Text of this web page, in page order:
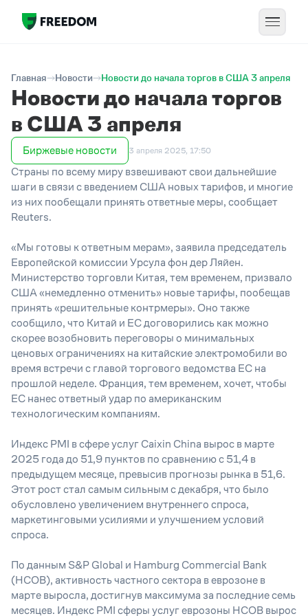
Главная Новости Новости до начала торгов в США 3 апреля
Новости до начала торгов
в США 3 апреля
Биржевые новости 3 апреля 2025, 17:50
Страны по всему миру взвешивают свои дальнейшие
шаги в связи с введением США новых тарифов, и многие
из них пообещали принять ответные меры, сообщает
Reuters.
«Мы готовы к ответным мерам», заявила председатель
Европейской комиссии Урсула фон дер Ляйен.
Министерство торговли Китая, тем временем, призвало
США «немедленно отменить» новые тарифы, пообещав
принять «решительные контрмеры». Оно также
сообщило, что Китай и ЕС договорились как можно
скорее возобновить переговоры о минимальных
ценовых ограничениях на китайские электромобили во
время встречи с главой торгового ведомства ЕС на
прошлой неделе. Франция, тем временем, хочет, чтобы
ЕС нанес ответный удар по американским
технологическим компаниям.
Индекс PMI в сфере услуг Caixin China вырос в марте
2025 года до 51,9 пунктов по сравнению с 51,4 в
предыдущем месяце, превысив прогнозы рынка в 51,6.
Этот рост стал самым сильным с декабря, что было
обусловлено увеличением внутреннего спроса,
маркетинговыми усилиями и улучшением условий
спроса.
По данным S&P Global и Hamburg Commercial Bank
(HCOB), активность частного сектора в еврозоне в
марте выросла, достигнув максимума за последние семь
месяцев. Индекс PMI сферы услуг еврозоны HCOB вырос